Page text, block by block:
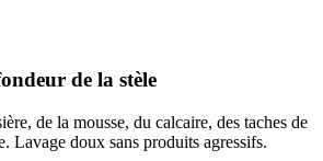
de la stèle
de la mousse, du calcaire, des taches de
Lavage doux sans produits agressifs.